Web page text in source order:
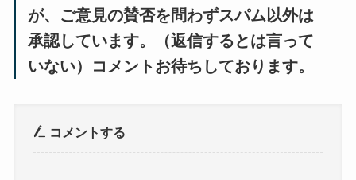
が、ご意見の賛否を問わずスパム以外は
承認しています。（返信するとは言って
いない）コメントお待ちしております。
コメントする